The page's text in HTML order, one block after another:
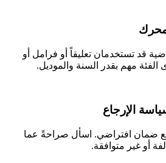
قد تستخدمان تعليقاً أو فرامل أو
الفئة مهم بقدر السنة والموديل.
الإرجاع
مع ضمان افتراضي. اسأل صراحةً عما
أو غير متوافقة.